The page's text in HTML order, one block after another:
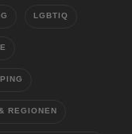
LGBTIQ
REGIONEN